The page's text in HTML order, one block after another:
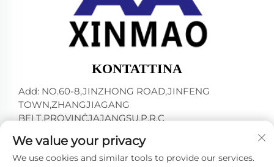
KONTATTINA
Add: NO.60-8,JINZHONG ROAD,JINFENG
TOWN,ZHANGJIAGANG
BELT,PROVINĊJAJANGSU,P.R.C
Tel: +86-18952445692
E-mail:[email protected]
We value your privacy
We use cookies and similar tools to provide our services.